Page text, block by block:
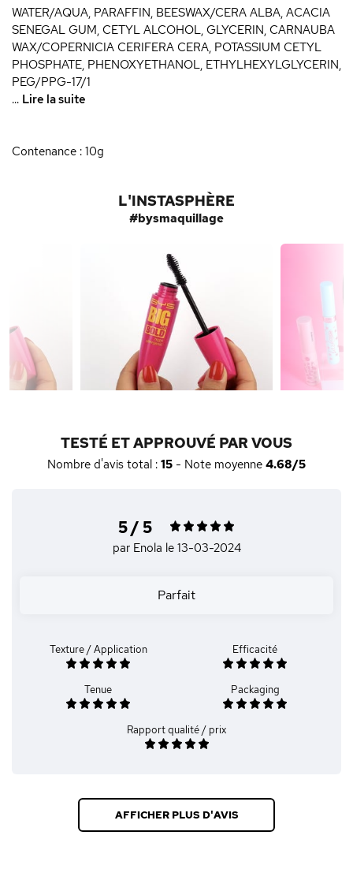
WATER/AQUA, PARAFFIN, BEESWAX/CERA ALBA, ACACIA
SENEGAL GUM, CETYL ALCOHOL, GLYCERIN, CARNAUBA
WAX/COPERNICIA CERIFERA CERA, POTASSIUM CETYL
PHOSPHATE, PHENOXYETHANOL, ETHYLHEXYLGLYCERIN,
PEG/PPG-17/1
... Lire la suite
Contenance : 10g
L'INSTASPHÈRE
#bysmaquillage
TESTÉ ET APPROUVÉ PAR VOUS
Nombre d'avis total : 15 - Note moyenne 4.68/5
5 / 5
par Enola le 13-03-2024
Parfait
Texture / Application Efficacité
Tenue Packaging
Rapport qualité / prix
AFFICHER PLUS D'AVIS